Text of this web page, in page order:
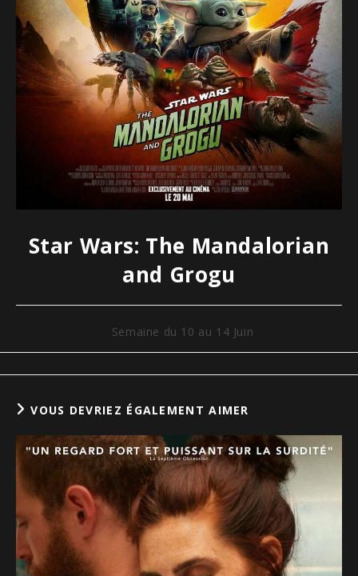
Star Wars: The Mandalorian
and Grogu
Semaine du 10 au 14 Juin
VOUS DEVRIEZ ÉGALEMENT AIMER